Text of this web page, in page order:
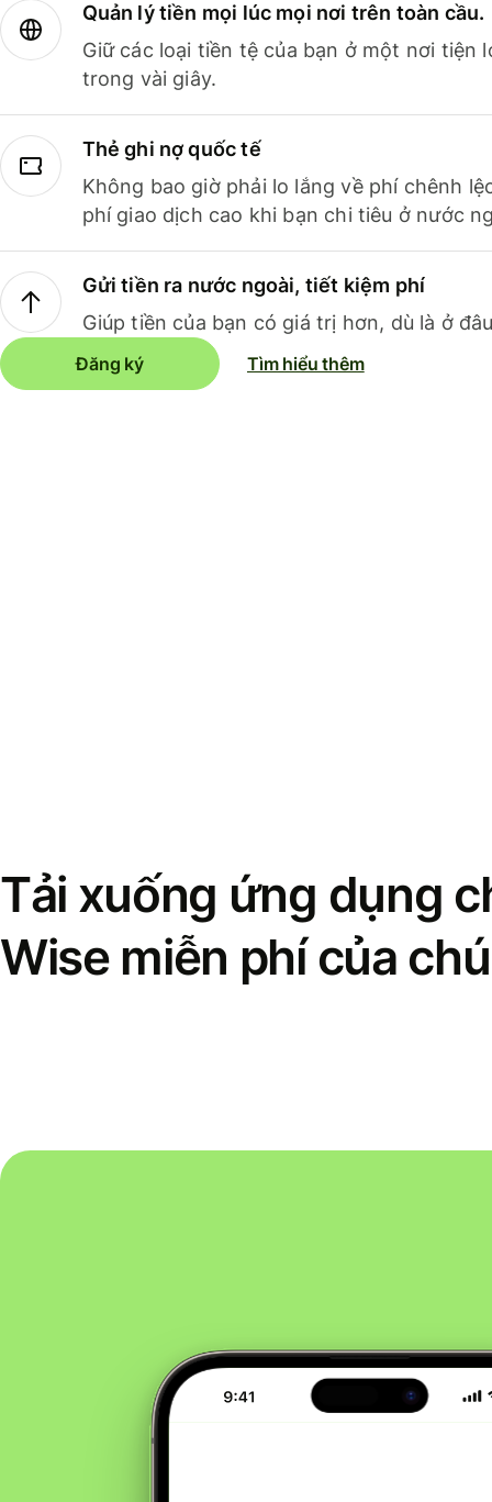
Quản lý tiền mọi lúc mọi nơi trên toàn cầu.
Giữ các loại tiền tệ của bạn ở một nơi tiện
trong vài giây.
Thẻ ghi nợ quốc tế
Không bao giờ phải lo lắng về phí chênh
phí giao dịch cao khi bạn chi tiêu ở nước
Gửi tiền ra nước ngoài, tiết kiệm phí
Giúp tiền của bạn có giá trị hơn, dù là ở
Đăng ký Tìm hiểu thêm
Tải xuống ứng dụng
Wise miễn phí của